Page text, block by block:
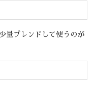
量ブレンドして使うのが